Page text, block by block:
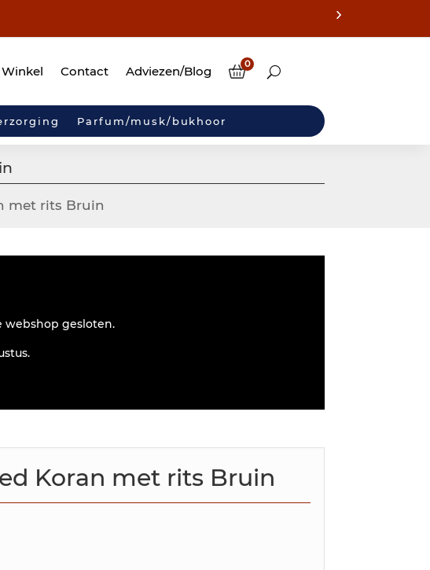
Winkel Contact Adviezen/Blog 0
Parfum/musk/bukhoor
met rits Bruin
gesloten.
Koran met rits Bruin